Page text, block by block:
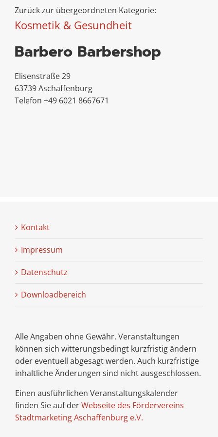
Zurück zur übergeordneten Kategorie:
Kosmetik & Gesundheit
Barbero Barbershop
Elisenstraße 29
63739 Aschaffenburg
Telefon +49 6021 8667671
Kontakt
Impressum
Datenschutz
Downloadbereich
Alle Angaben ohne Gewähr. Veranstaltungen
können sich witterungsbedingt kurzfristig ändern
oder eventuell abgesagt werden. Auch kurzfristige
inhaltliche Änderungen sind nicht ausgeschlossen.
Einen ausführlichen Veranstaltungskalender
finden Sie auf derWebseite des Fördervereins
Stadtmarketing Aschaffenburg e.V.